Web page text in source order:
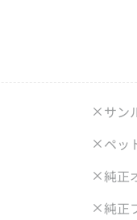
サン
ペッ
純正
純正